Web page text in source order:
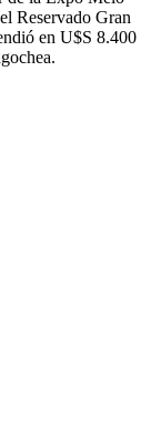
Reservado Gran
en U$S 8.400